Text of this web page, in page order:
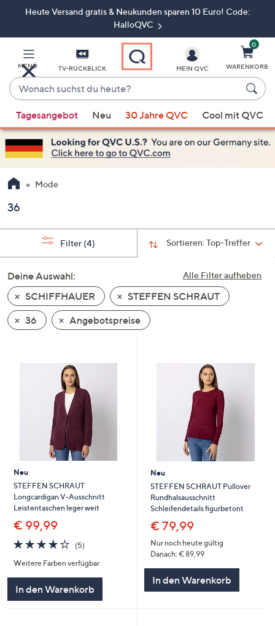
ZumHeute Versand gratis & Neukunden sparen 10 Euro! Code:
HalloQVC
MENÜ TV-RÜCKBLICK
Wonach
suchst
du
heute?
Vorschläge
verfügbar
sind,
verwenden
Sie
Pfeiltasten
nach
und
nach
unten
oder
wischen
Sie
diese
anzuzeigen.
MEIN QVC
0
WARENKORB
Tagesangebot Neu 30 Jahre QVC Cool mit QVC
Mode
36
Sortieren:Top-Treffer
Filter (4)
Alle Filter aufheben
Deine Auswahl:
SCHIFFHAUER
STEFFEN SCHRAUT
36
Angebotspreise
Neu
STEFFEN SCHRAUT
Longcardigan V-Ausschnitt
Leistentaschen leger weit
€ 99,99
4.0
von
5
(5)5
Weitere Farben verfügbar
In den Warenkorb
Neu
STEFFEN SCHRAUT Pullover
Rundhalsausschnitt
Schleifendetails figurbetont
€ 79,99
Nur noch heute gültig
Danach: € 89,99
In den Warenkorb